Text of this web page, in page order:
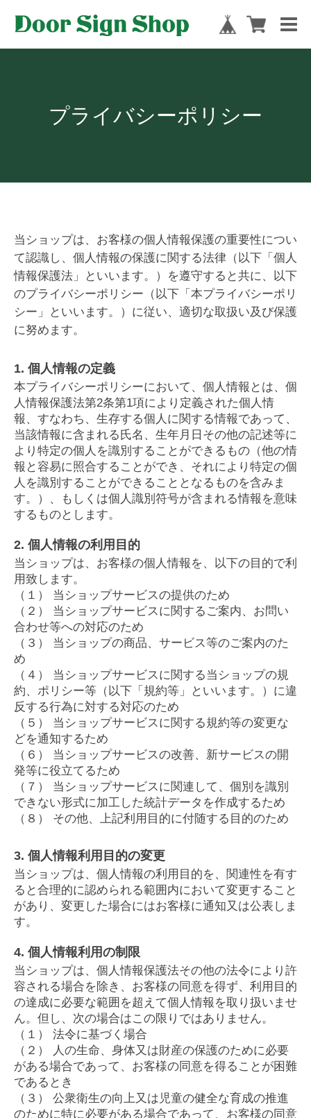
プライバシーポリシー
当ショップは、お客様の個人情報保護の重要性につい
て認識し、個人情報の保護に関する法律（以下「個人
情報保護法」といいます。）を遵守すると共に、以下
のプライバシーポリシー（以下「本プライバシーポリ
シー」といいます。）に従い、適切な取扱い及び保護
に努めます。
1. 個人情報の定義
本プライバシーポリシーにおいて、個人情報とは、個
人情報保護法第2条第1項により定義された個人情
報、すなわち、生存する個人に関する情報であって、
当該情報に含まれる氏名、生年月日その他の記述等に
より特定の個人を識別することができるもの（他の情
報と容易に照合することができ、それにより特定の個
人を識別することができることとなるものを含みま
す。）、もしくは個人識別符号が含まれる情報を意味
するものとします。
2. 個人情報の利用目的
当ショップは、お客様の個人情報を、以下の目的で利
用致します。
（１） 当ショップサービスの提供のため
（２） 当ショップサービスに関するご案内、お問い
合わせ等への対応のため
（３） 当ショップの商品、サービス等のご案内のた
め
（４） 当ショップサービスに関する当ショップの規
約、ポリシー等（以下「規約等」といいます。）に違
反する行為に対する対応のため
（５） 当ショップサービスに関する規約等の変更な
どを通知するため
（６） 当ショップサービスの改善、新サービスの開
発等に役立てるため
（７） 当ショップサービスに関連して、個別を識別
できない形式に加工した統計データを作成するため
（８） その他、上記利用目的に付随する目的のため
3. 個人情報利用目的の変更
当ショップは、個人情報の利用目的を、関連性を有す
ると合理的に認められる範囲内において変更すること
があり、変更した場合にはお客様に通知又は公表しま
す。
4. 個人情報利用の制限
当ショップは、個人情報保護法その他の法令により許
容される場合を除き、お客様の同意を得ず、利用目的
の達成に必要な範囲を超えて個人情報を取り扱いませ
ん。但し、次の場合はこの限りではありません。
（１） 法令に基づく場合
（２） 人の生命、身体又は財産の保護のために必要
がある場合であって、お客様の同意を得ることが困難
であるとき
（３） 公衆衛生の向上又は児童の健全な育成の推進
のために特に必要がある場合であって、お客様の同意